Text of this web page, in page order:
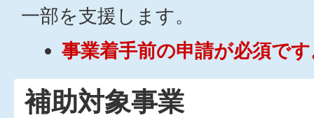
一部を支援します。
事業着手前の申請が必須で
補助対象事業